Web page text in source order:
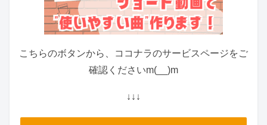
こちらのボタンから、ココナラのサービスページをご
確認くださいm(__)m
↓↓↓